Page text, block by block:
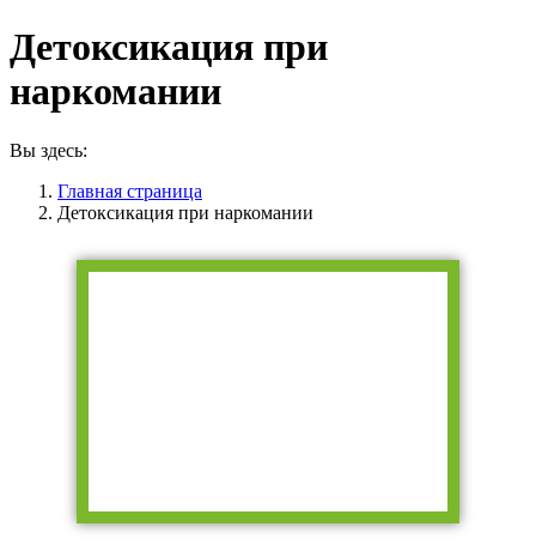
Детоксикация при
наркомании
Вы здесь:
Главная страница
Детоксикация при наркомании